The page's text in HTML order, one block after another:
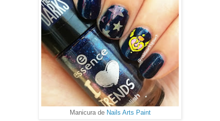
Manicura de Nails Arts Paint